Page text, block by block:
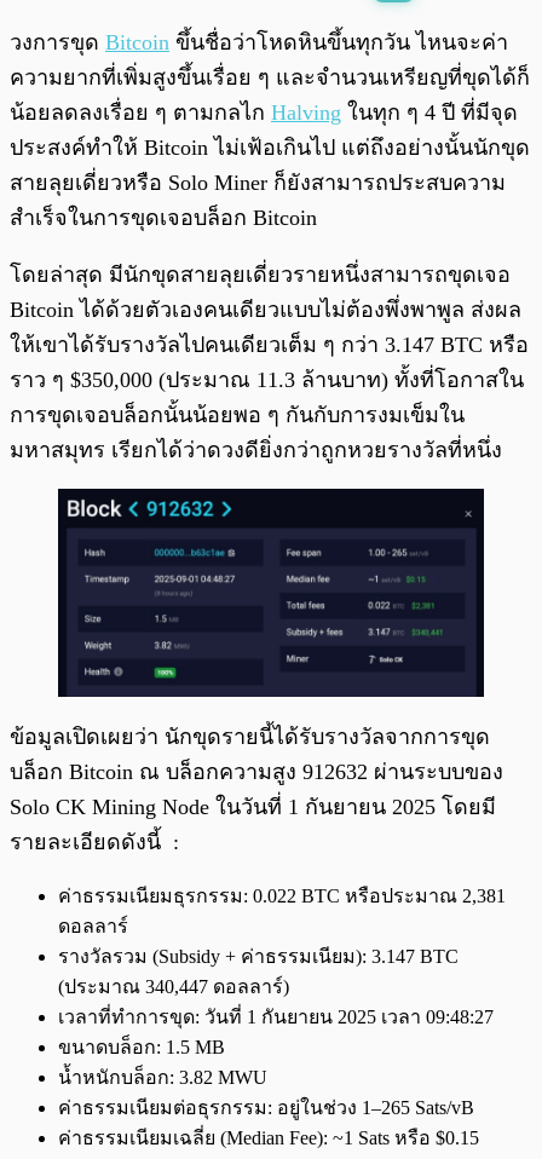
0:00
วงการขุด Bitcoin ขึ้นชื่อว่าโหดหินขึ้นทุกวัน ไหนจะค่า
ความยากที่เพิ่มสูงขึ้นเรื่อย ๆ และจำนวนเหรียญที่ขุดได้ก็
น้อยลดลงเรื่อย ๆ ตามกลไก Halving ในทุก ๆ 4 ปี ที่มีจุด
ประสงค์ทำให้ Bitcoin ไม่เฟ้อเกินไป แต่ถึงอย่างนั้นนักขุด
สายลุยเดี่ยวหรือ Solo Miner ก็ยังสามารถประสบความ
สำเร็จในการขุดเจอบล็อก Bitcoin
โดยล่าสุด มีนักขุดสายลุยเดี่ยวรายหนึ่งสามารถขุดเจอ
Bitcoin ได้ด้วยตัวเองคนเดียวแบบไม่ต้องพึ่งพาพูล ส่งผล
ให้เขาได้รับรางวัลไปคนเดียวเต็ม ๆ กว่า 3.147 BTC หรือ
ราว ๆ $350,000 (ประมาณ 11.3 ล้านบาท) ทั้งที่โอกาสใน
การขุดเจอบล็อกนั้นน้อยพอ ๆ กันกับการงมเข็มใน
มหาสมุทร เรียกได้ว่าดวงดียิ่งกว่าถูกหวยรางวัลที่หนึ่ง
ข้อมูลเปิดเผยว่า นักขุดรายนี้ได้รับรางวัลจากการขุด
บล็อก Bitcoin ณ บล็อกความสูง 912632 ผ่านระบบของ
Solo CK Mining Node ในวันที่ 1 กันยายน 2025 โดยมี
รายละเอียดดังนี้ :
ค่าธรรมเนียมธุรกรรม: 0.022 BTC หรือประมาณ 2,381
ดอลลาร์
รางวัลรวม (Subsidy + ค่าธรรมเนียม): 3.147 BTC
(ประมาณ 340,447 ดอลลาร์)
เวลาที่ทำการขุด: วันที่ 1 กันยายน 2025 เวลา 09:48:27
ขนาดบล็อก: 1.5 MB
น้ำหนักบล็อก: 3.82 MWU
ค่าธรรมเนียมต่อธุรกรรม: อยู่ในช่วง 1–265 Sats/vB
ค่าธรรมเนียมเฉลี่ย (Median Fee): ~1 Sats หรือ $0.15